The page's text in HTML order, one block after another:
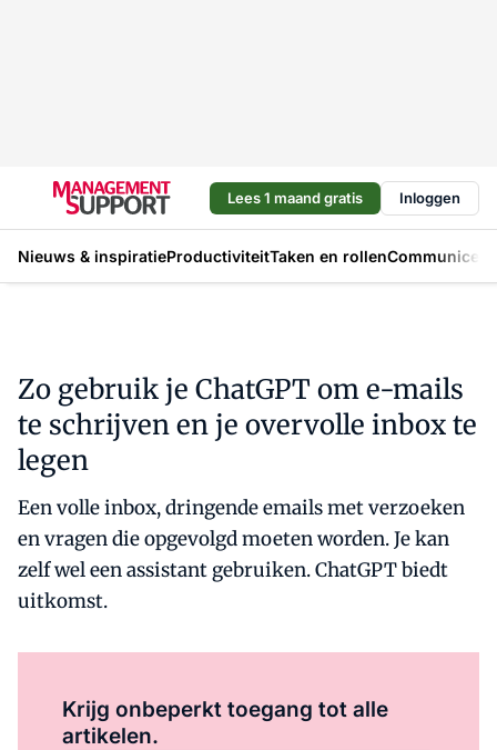
Lees 1 maand gratis Inloggen
Nieuws & inspiratieProductiviteitTaken en rollen
Zo gebruik je ChatGPT om e-mails
te schrijven en je overvolle inbox te
legen
Een volle inbox, dringende emails met verzoeken
en vragen die opgevolgd moeten worden. Je kan
zelf wel een assistant gebruiken. ChatGPT biedt
uitkomst.
Krijg onbeperkt toegang tot alle
artikelen.